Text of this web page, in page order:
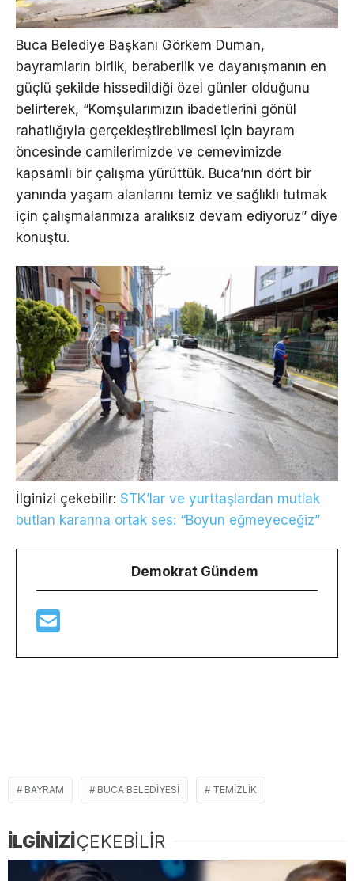
Buca Belediye Başkanı Görkem Duman,
bayramların birlik, beraberlik ve dayanışmanın en
güçlü şekilde hissedildiği özel günler olduğunu
belirterek, “Komşularımızın ibadetlerini gönül
rahatlığıyla gerçekleştirebilmesi için bayram
öncesinde camilerimizde ve cemevimizde
kapsamlı bir çalışma yürüttük. Buca’nın dört bir
yanında yaşam alanlarını temiz ve sağlıklı tutmak
için çalışmalarımıza aralıksız devam ediyoruz” diye
konuştu.
İlginizi çekebilir: STK’lar ve yurttaşlardan mutlak
butlan kararına ortak ses: “Boyun eğmeyeceğiz”
Demokrat Gündem
BAYRAM BUCA BELEDIYESI TEMIZLIK
İLGİNİZİÇEKEBİLİR